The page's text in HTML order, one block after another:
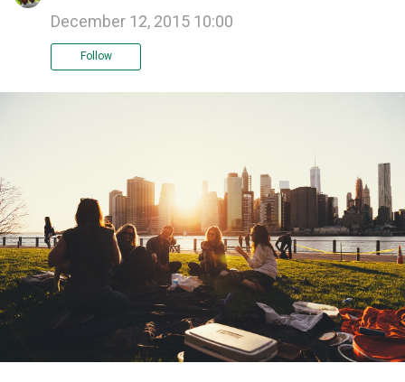
December 12, 2015 10:00
Follow